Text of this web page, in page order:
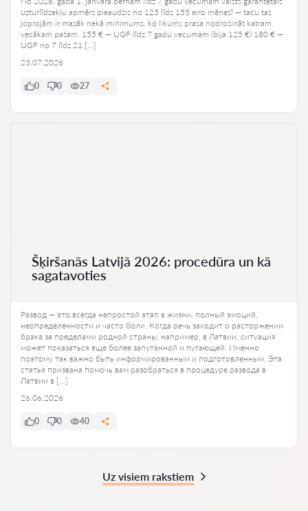
uzturlīdzekļu apmērs pieaudzis no 125 līdz 155 eiro mēnesī — taču tas
joprojām ir mazāk nekā minimums, ko likums prasa nodrošināt katram
vecākam pašam. 155 € — UGF līdz 7 gadu vecumam (bija 125 €) 180 € —
UGF no 7 līdz 21 […]
23.07.2026
0 0 27
Šķiršanās Latvijā 2026: procedūra un kā
sagatavoties
Развод — это всегда непростой этап в жизни, полный эмоций,
неопределенности и часто боли. Когда речь заходит о расторжении
брака за пределами родной страны, например, в Латвии, ситуация
может показаться еще более запутанной и пугающей. Именно
поэтому так важно быть информированным и подготовленным. Эта
статья призвана помочь вам разобраться в процедуре развода в
Латвии в […]
26.06.2026
0 0 40
Uz visiem rakstiem